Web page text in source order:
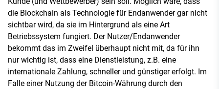
die Blockchain als Technologie für Endanwender gar nicht
sichtbar wird, da sie im Hintergrund als eine Art
Betriebssystem fungiert. Der Nutzer/Endanwender
bekommt das im Zweifel überhaupt nicht mit, da für ihn
nur wichtig ist, dass eine Dienstleistung, z.B. eine
internationale Zahlung, schneller und günstiger erfolgt. Im
Falle einer Nutzung der Bitcoin-Währung durch den